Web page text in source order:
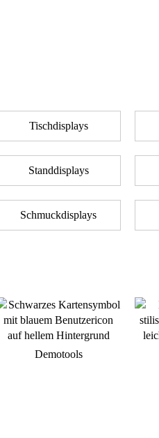
Tischdisplays
Standdisplays
Schmuckdisplays
Demotools